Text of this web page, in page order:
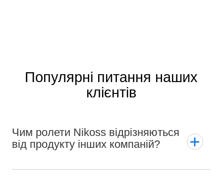
Популярні питання наших
клієнтів
Чим ролети Nikoss відрізняються
від продукту інших компаній?